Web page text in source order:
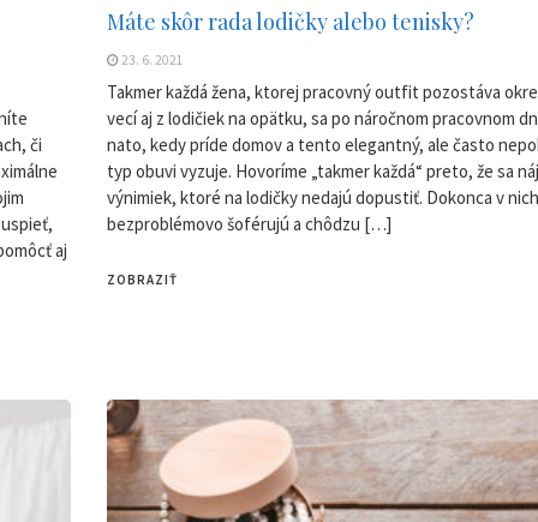
či
aj
Máte skôr rada lodičky alebo tenisky?
23. 6. 2021
Takmer každá žena, ktorej pracovný outfit pozostáva
vecí aj z lodičiek na opätku, sa po náročnom pracovnom
nato, kedy príde domov a tento elegantný, ale často
typ obuvi vyzuje. Hovoríme „takmer každá“ preto, že sa
výnimiek, ktoré na lodičky nedajú dopustiť. Dokonca v nich
bezproblémovo šoférujú a chôdzu […]
ZOBRAZIŤ